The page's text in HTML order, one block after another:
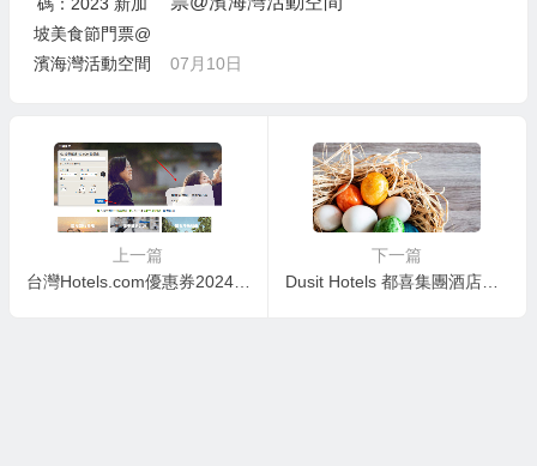
07月10日
上一篇
台灣Hotels.com優惠券2024, APP限定 9%折扣, 訂房滿額4,999元現折499元, 10%折扣碼APP限定
下一篇
Dusit Hotels 都喜集團酒店預訂優惠碼 2020農历新年優惠, 預訂菲律賓達沃杜斯特塔尼住宅酒店（Thani Residence Davao）即享7折優惠+免費早餐